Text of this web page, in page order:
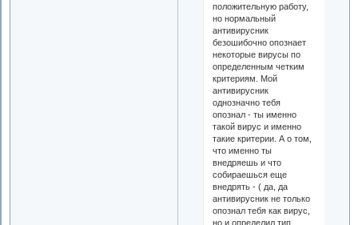
положительную работу,
но нормальный
антивирусник
безошибочно опознает
некоторые вирусы по
определенным четким
критериям. Мой
антивирусник
однозначно тебя
опознал - ты именно
такой вирус и именно
такие критерии. А о том,
что именно ты
внедряешь и что
собираешься еще
внедрять - ( да, да
антивирусник не только
опознал тебя как вирус,
но и определил тип